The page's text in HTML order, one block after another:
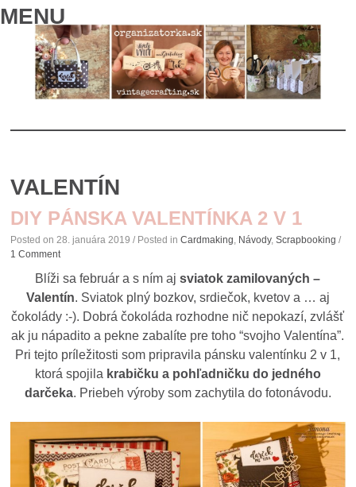
MENU
CONTENT
VALENTÍN
DIY PÁNSKA VALENTÍNKA 2 V 1
Posted on 28. januára 2019 / Posted inCardmaking Návody,Scrapbooking /
1 Comment
Blíži sa február a s ním ajsviatok zamilovaných –
Valentín. Sviatok plný bozkov, srdiečok, kvetov a … aj
čokolády :-). Dobrá čokoláda rozhodne nič nepokazí, zvlášť
ak ju nápadito a pekne zabalíte pre toho “svojho Valentína”.
Pri tejto príležitosti som pripravila pánsku valentínku 2 v 1,
ktorá spojila krabičku a pohľadničku do jedného
darčeka. Priebeh výroby som zachytila do fotonávodu.